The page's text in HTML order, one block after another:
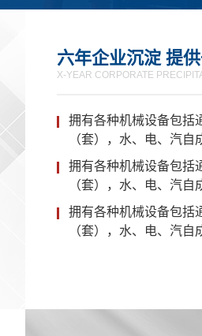
六年企业沉淀 提
X-YEAR CORPORATE
拥有各种机械设备包括
（套），水、电、汽自
拥有各种机械设备包括
（套），水、电、汽自
拥有各种机械设备包括
（套），水、电、汽自